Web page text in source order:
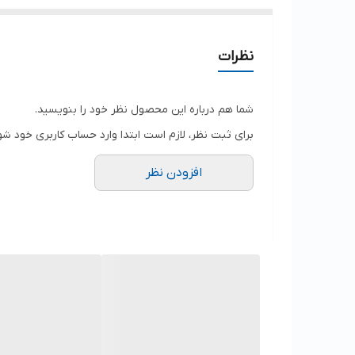
نظرات
شما هم درباره این محصول نظر خود را بنویسید.
برای ثبت نظر، لازم است ابتدا وارد حساب کاربری خود
افزودن نظر